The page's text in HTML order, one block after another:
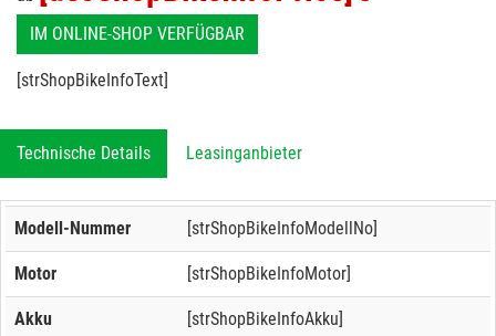
IM ONLINE-SHOP VERFÜGBAR
[strShopBikeInfoText]
Technische Details Leasinganbieter
Modell-Nummer [strShopBikeInfoModellNo]
Motor [strShopBikeInfoMotor]
Akku [strShopBikeInfoAkku]